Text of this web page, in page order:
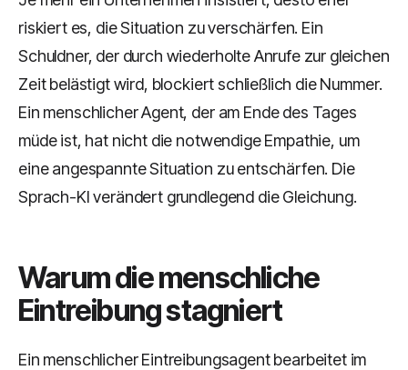
riskiert es, die Situation zu verschärfen. Ein
Schuldner, der durch wiederholte Anrufe zur gleichen
Zeit belästigt wird, blockiert schließlich die Nummer.
Ein menschlicher Agent, der am Ende des Tages
müde ist, hat nicht die notwendige Empathie, um
eine angespannte Situation zu entschärfen. Die
Sprach-KI verändert grundlegend die Gleichung.
Warum die menschliche
Eintreibung stagniert
Ein menschlicher Eintreibungsagent bearbeitet im